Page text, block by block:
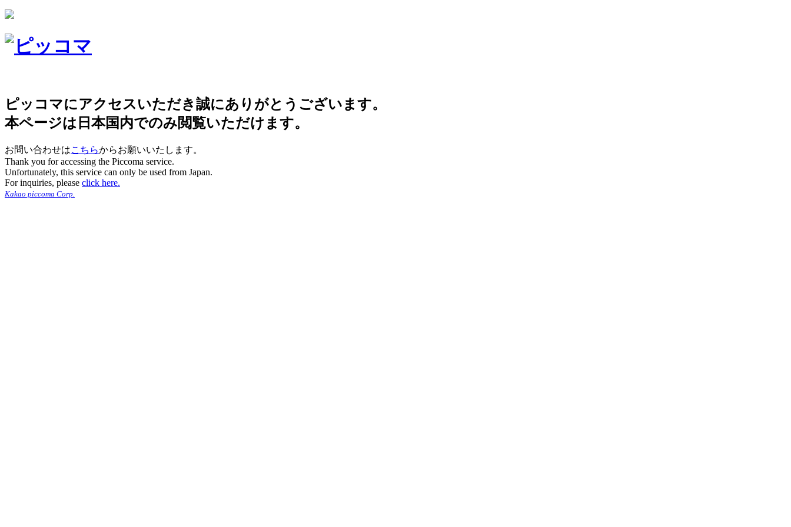
ピッコマにアクセスいただき誠にありがとうございます。
本ページは日本国内でのみ閲覧いただけます。
お問い合わせはこちらからお願いいたします。
Thank you for accessing the Piccoma service.
Unfortunately, this service can only be used from Japan.
For inquiries, please click here.
Kakao piccoma Corp.